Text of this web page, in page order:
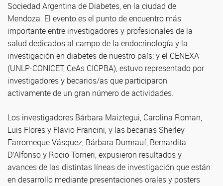
Sociedad Argentina de Diabetes, en la ciudad de
Mendoza. El evento es el punto de encuentro más
importante entre investigadores y profesionales de la
salud dedicados al campo de la endocrinología y la
investigación en diabetes de nuestro país; y el CENEXA
(UNLP-CONICET, CeAs CICPBA), estuvo representado por
investigadores y becarios/as que participaron
activamente de un gran número de actividades.
Los investigadores Bárbara Maiztegui, Carolina Roman,
Luis Flores y Flavio Francini, y las becarias Sherley
Farromeque Vásquez, Bárbara Dumrauf, Bernardita
D’Alfonso y Rocio Torrieri, expusieron resultados y
avances de las distintas líneas de investigación que están
en desarrollo mediante presentaciones orales y posters